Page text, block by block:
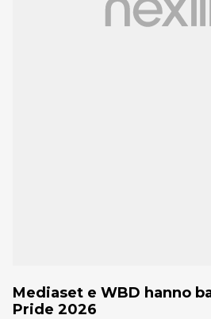
Mediaset e WBD hanno
Pride 2026